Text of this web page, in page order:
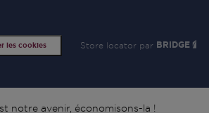
les cookies Store locator par BRIDGE
notre avenir, économisons-la !